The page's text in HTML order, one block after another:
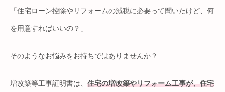
「住宅ローン控除やリフォームの減税に必要って聞いたけど、何
を用意すればいいの？」
そのようなお悩みをお持ちではありませんか？
増改築等工事証明書は、 住宅の増改築やリフォーム工事が、住宅